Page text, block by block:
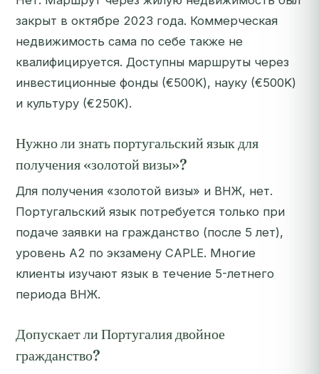
закрыт в октябре 2023 года. Коммерческая
недвижимость сама по себе также не
квалифицируется. Доступны маршруты через
инвестиционные фонды (€500K), науку (€500K)
и культуру (€250K).
Нужно ли знать португальский язык для
получения «золотой визы»?
Для получения «золотой визы» и ВНЖ, нет.
Португальский язык потребуется только при
подаче заявки на гражданство (после 5 лет),
уровень A2 по экзамену CAPLE. Многие
клиенты изучают язык в течение 5-летнего
периода ВНЖ.
Допускает ли Португалия двойное
гражданство?